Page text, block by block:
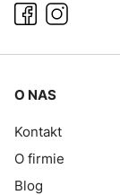
Linki w
O NAS
Kontakt
O firmie
Blog